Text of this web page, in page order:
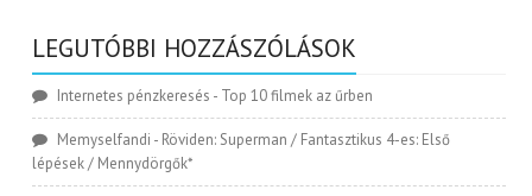
LEGUTÓBBI HOZZÁSZÓLÁSOK
Internetes pénzkeresés - Top 10 filmek az űrben
Memyselfandi - Röviden: Superman / Fantasztikus 4-es: Első
lépések / Mennydörgők*